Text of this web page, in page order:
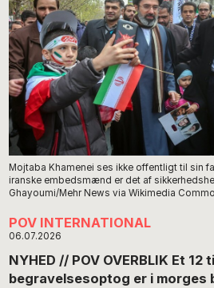
Mojtaba Khamenei ses ikke offentligt til sin
iranske embedsmænd er det af
Ghayoumi/Mehr News via Wikimedia
POV INTERNATIONAL
06.07.2026
NYHED // POV OVERBLIK Et 12
begravelsesoptog er i morges